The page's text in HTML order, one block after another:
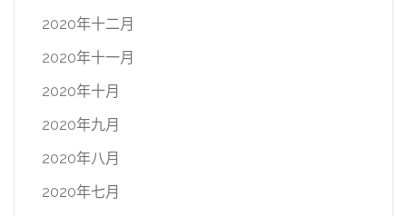
2020年十二月
2020年十一月
2020年十月
2020年九月
2020年八月
2020年七月